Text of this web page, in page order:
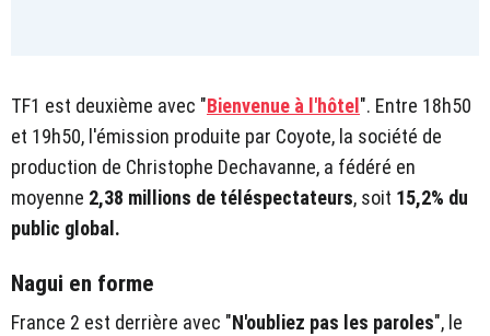
TF1 est deuxième avec "Bienvenue à l'hôtel ". Entre 18h50
et 19h50, l'émission produite par Coyote, la société de
production de Christophe Dechavanne, a fédéré en
moyenne 2,38 millions de téléspectateurs, soit 15,2% du
public global.
Nagui en forme
France 2 est derrière avec "N'oubliez pas les paroles", le